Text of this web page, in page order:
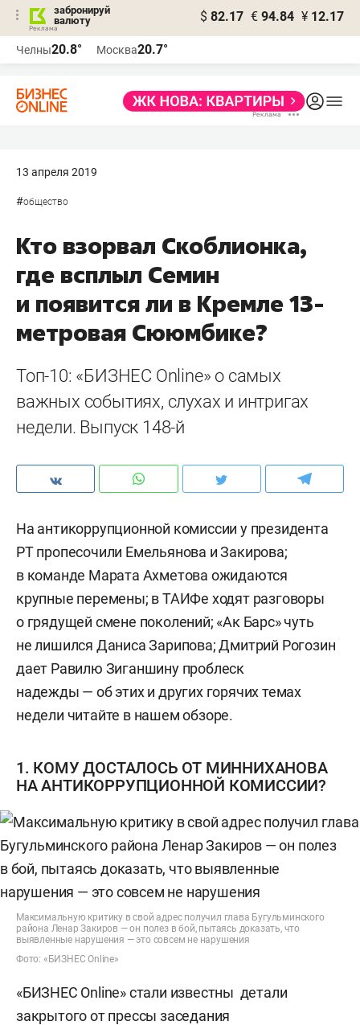
забронируй
валюту
$ 82.17 € 94.84 ¥ 12.17
Челны20.8° Москва20.7°
13 апреля 2019
#общество
Кто взорвал Скоблионка,
где всплыл Семин
и появится ли в Кремле 13-
метровая Сююмбике?
Топ-10: «БИЗНЕС Online» о самых
важных событиях, слухах и интригах
недели. Выпуск 148-й
На антикоррупционной комиссии у президента
РТ пропесочили Емельянова и Закирова;
в команде Марата Ахметова ожидаются
крупные перемены; в ТАИФе ходят разговоры
о грядущей смене поколений; «Ак Барс» чуть
не лишился Даниса Зарипова; Дмитрий Рогозин
дает Равилю Зиганшину проблеск
надежды — об этих и других горячих темах
недели читайте в нашем обзоре.
1. КОМУ ДОСТАЛОСЬ ОТ МИННИХАНОВА
НА АНТИКОРРУПЦИОННОЙ КОМИССИИ?
Максимальную критику в свой адрес получил глава Бугульминского
района Ленар Закиров — он полез в бой, пытаясь доказать, что
выявленные нарушения — это совсем не нарушения
Фото: «БИЗНЕС Online»
«БИЗНЕС Online» стали известны детали
закрытого от прессы заседания